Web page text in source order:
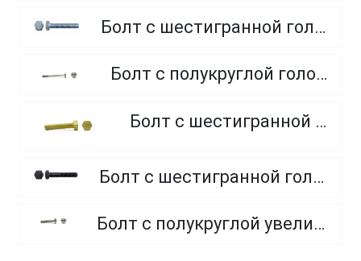
Болт с шестигранной головкой, полная резьба, класс прочности 10.9 и 12.9
Болт с полукруглой головкой и квадратным подголовником
Болт с шестигранной головкой, из латуни
Болт с шестигранной головкой, неполная резьба, класс прочности 10.9 и 12.9
Болт с полукруглой увеличенной головкой и усом класса точности C (мебельный)